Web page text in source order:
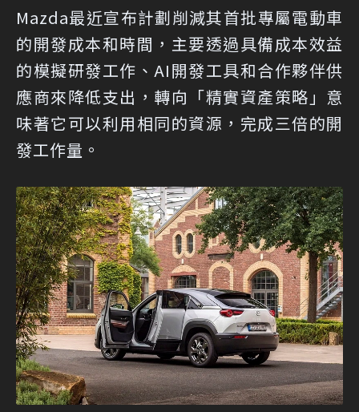
Mazda最近宣布計劃削減其首批專屬電動車
的開發成本和時間，主要透過具備成本效益
的模擬研發工作、AI開發工具和合作夥伴供
應商來降低支出，轉向「精實資產策略」意
味著它可以利用相同的資源，完成三倍的開
發工作量。